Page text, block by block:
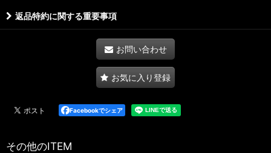
返品特約に関する重要事項
お問い合わせ
お気に入り登録
Facebookでシェア
その他のITEM